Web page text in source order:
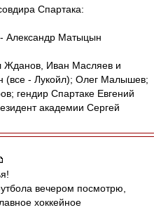
Спартака:
Александр Матыцын
Жданов, Иван Масляев и
(все - Лукойл); Олег Малышев;
гендир Спартаке Евгений
академии Сергей
вечером посмотрю,
хоккейное